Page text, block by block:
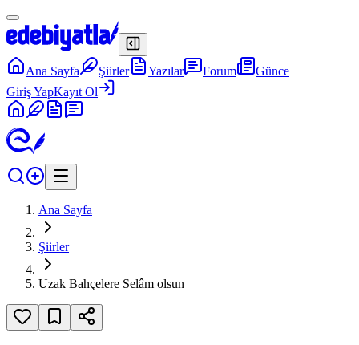
Ana Sayfa Şiirler Yazılar Forum
Günce
Giriş YapKayıt Ol
Ana Sayfa
Şiirler
Uzak Bahçelere Selâm olsun